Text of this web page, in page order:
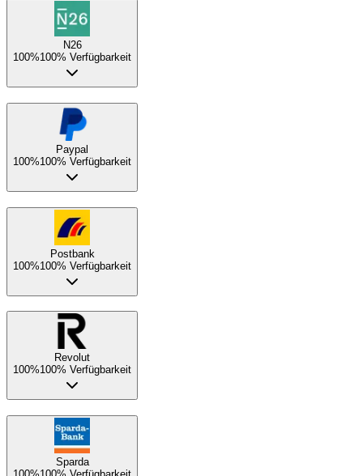
N26
100%100% Verfügbarkeit
Paypal
100%100% Verfügbarkeit
Postbank
100%100% Verfügbarkeit
Revolut
100%100% Verfügbarkeit
Sparda